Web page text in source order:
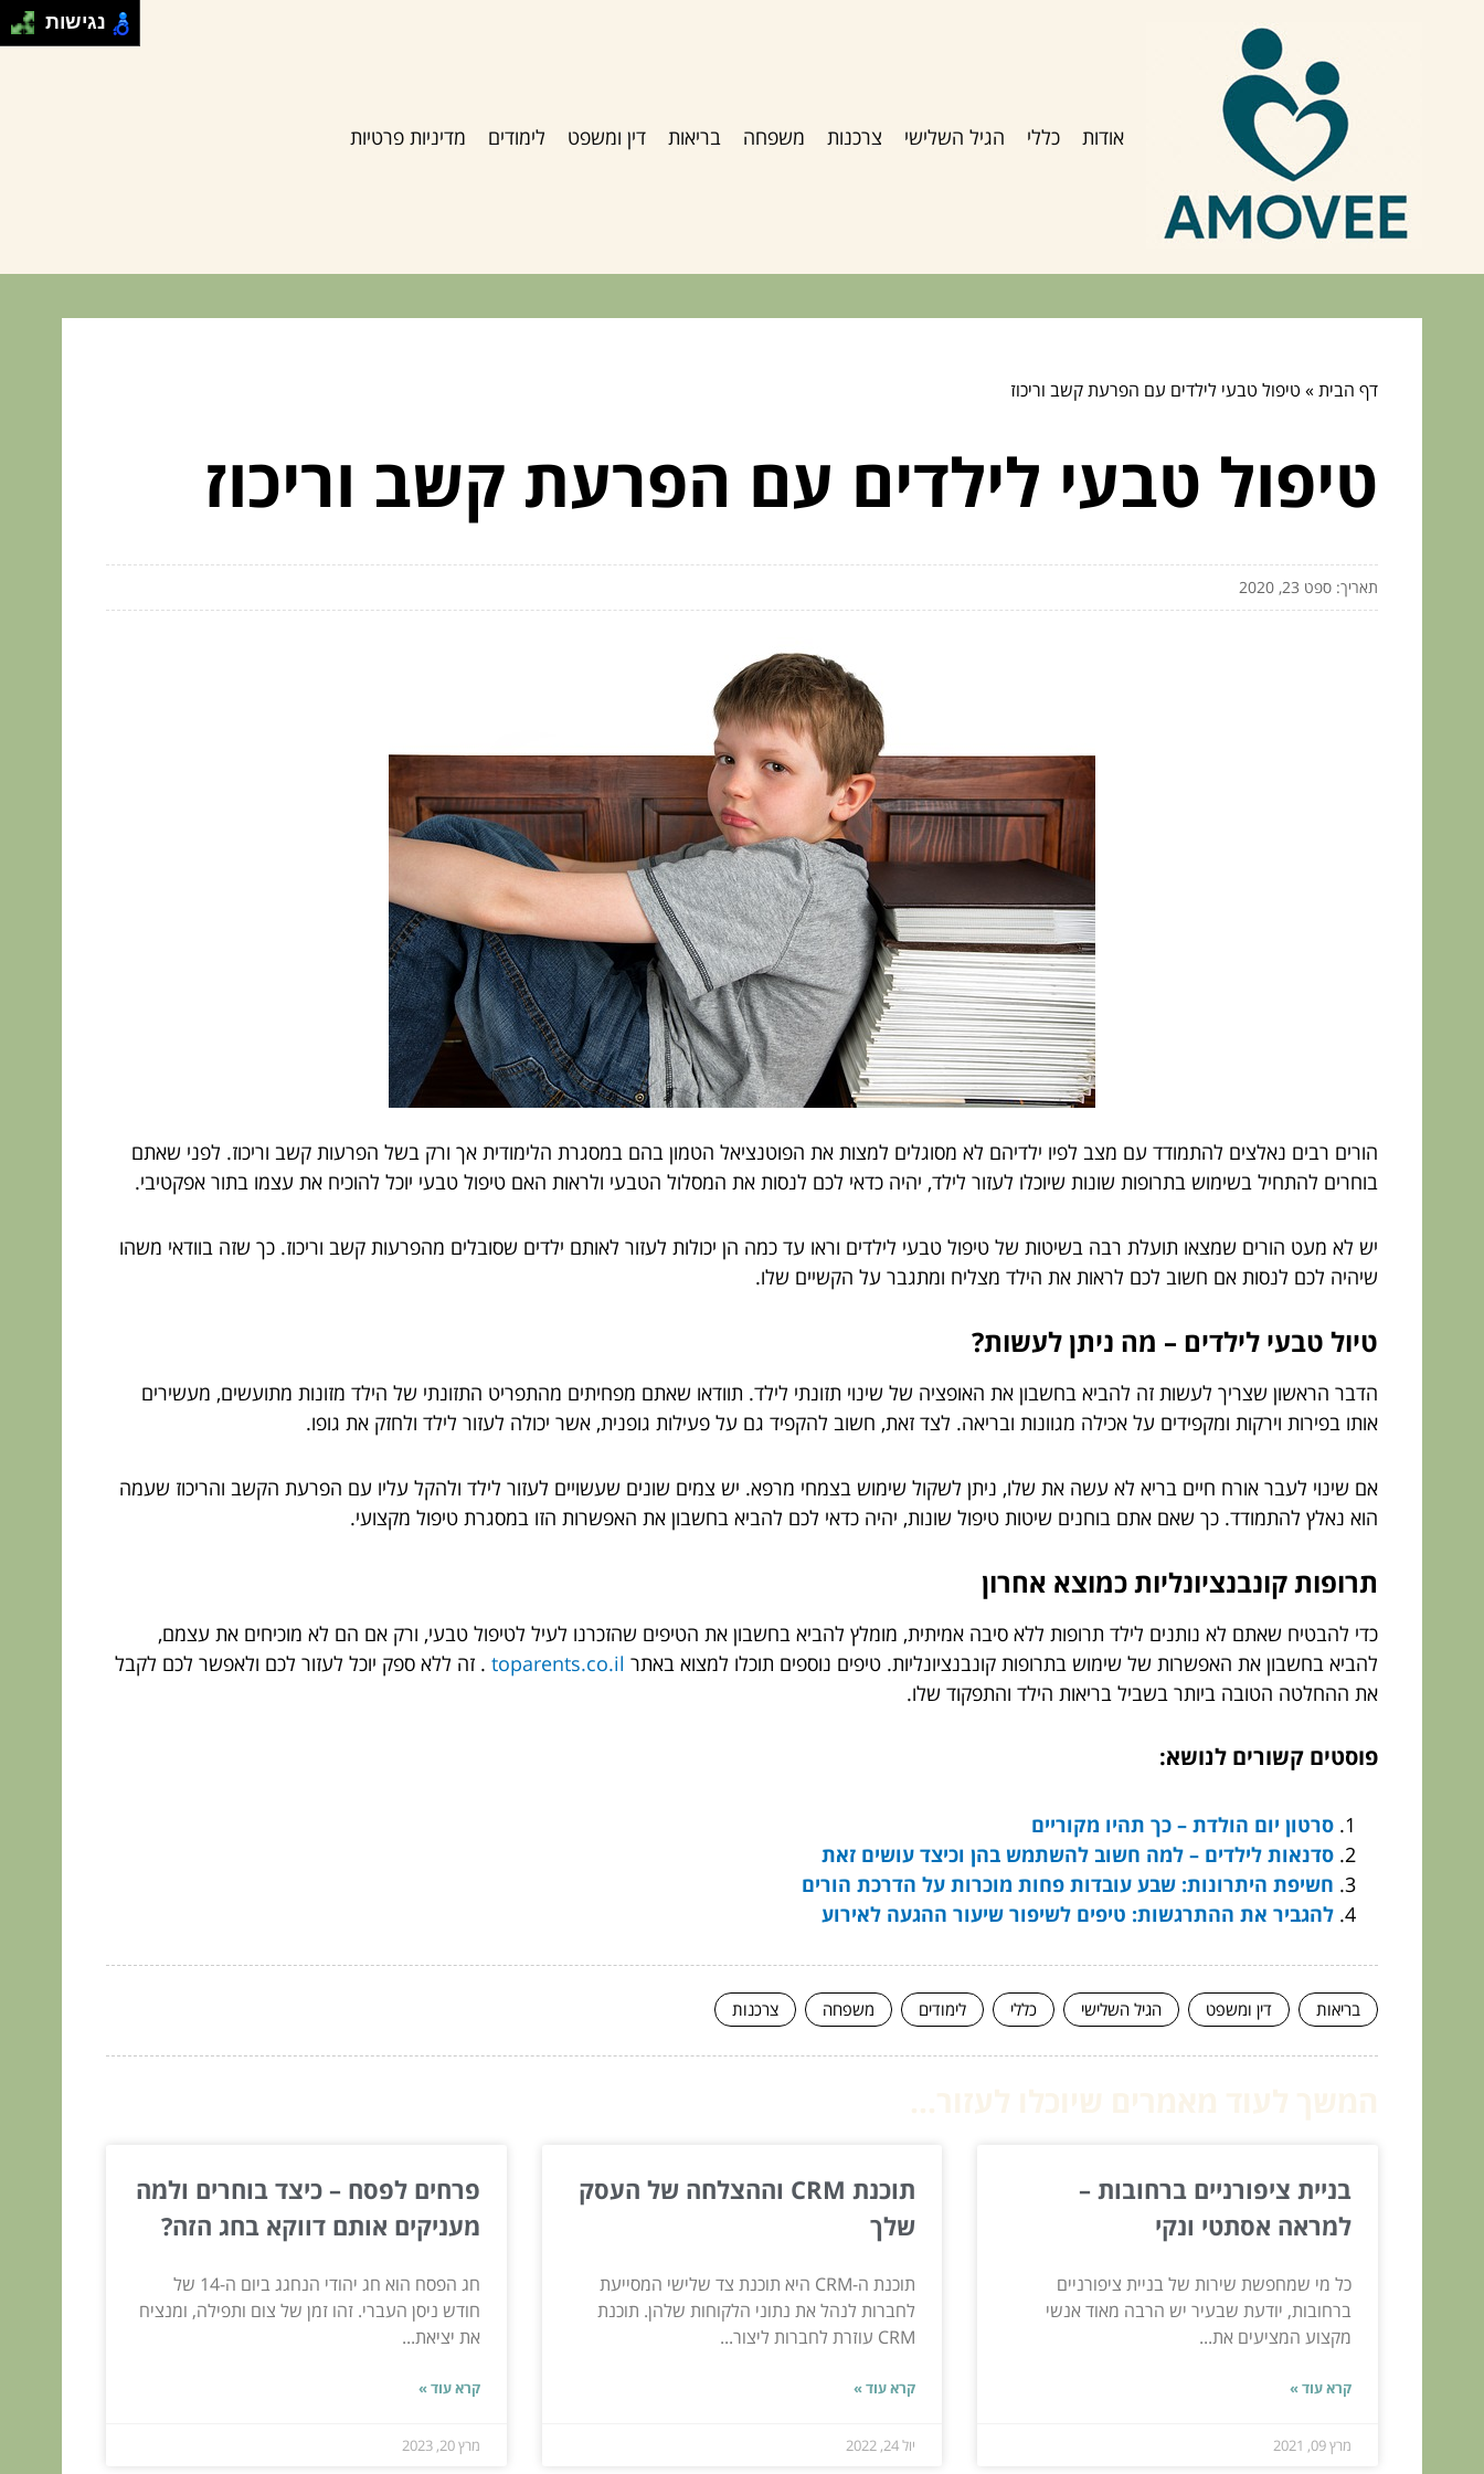
אודות כללי הגיל השלישי צרכנות משפחה בריאות דין ומשפט לימודים מדיניות פרטיות
דף הבית» טיפול טבעי לילדים עם הפרעת קשב וריכוז
טיפול טבעי לילדים עם הפרעת קשב וריכוז
תאריך: ספט 23, 2020
הורים רבים נאלצים להתמודד עם מצב לפיו ילדיהם לא מסוגלים למצות את הפוטנציאל הטמון בהם במסגרת הלימודית אך ורק בשל הפרעות קשב וריכוז. לפני שאתם
בוחרים להתחיל בשימוש בתרופות שונות שיוכלו לעזור לילד, יהיה כדאי לכם לנסות את המסלול הטבעי ולראות האם טיפול טבעי יוכל להוכיח את עצמו בתור אפקטיבי.
יש לא מעט הורים שמצאו תועלת רבה בשיטות של טיפול טבעי לילדים וראו עד כמה הן יכולות לעזור לאותם ילדים שסובלים מהפרעות קשב וריכוז. כך שזה בוודאי משהו
שיהיה לכם לנסות אם חשוב לכם לראות את הילד מצליח ומתגבר על הקשיים שלו.
טיול טבעי לילדים – מה ניתן לעשות?
הדבר הראשון שצריך לעשות זה להביא בחשבון את האופציה של שינוי תזונתי לילד. תוודאו שאתם מפחיתים מהתפריט התזונתי של הילד מזונות מתועשים, מעשירים
אותו בפירות וירקות ומקפידים על אכילה מגוונות ובריאה. לצד זאת, חשוב להקפיד גם על פעילות גופנית, אשר יכולה לעזור לילד ולחזק את גופו.
אם שינוי לעבר אורח חיים בריא לא עשה את שלו, ניתן לשקול שימוש בצמחי מרפא. יש צמים שונים שעשויים לעזור לילד ולהקל עליו עם הפרעת הקשב והריכוז שעמה
הוא נאלץ להתמודד. כך שאם אתם בוחנים שיטות טיפול שונות, יהיה כדאי לכם להביא בחשבון את האפשרות הזו במסגרת טיפול מקצועי.
תרופות קונבנציונליות כמוצא אחרון
כדי להבטיח שאתם לא נותנים לילד תרופות ללא סיבה אמיתית, מומלץ להביא בחשבון את הטיפים שהזכרנו לעיל לטיפול טבעי, ורק אם הם לא מוכיחים את עצמם,
להביא בחשבון את האפשרות של שימוש בתרופות קונבנציונליות. טיפים נוספים תוכלו למצוא באתר toparents.co.il . זה ללא ספק יוכל לעזור לכם ולאפשר לכם לקבל
את ההחלטה הטובה ביותר בשביל בריאות הילד והתפקוד שלו.
פוסטים קשורים לנושא:
סרטון יום הולדת – כך תהיו מקוריים
סדנאות לילדים – למה חשוב להשתמש בהן וכיצד עושים זאת
חשיפת היתרונות: שבע עובדות פחות מוכרות על הדרכת הורים
להגביר את ההתרגשות: טיפים לשיפור שיעור ההגעה לאירוע
בריאות דין ומשפט הגיל השלישי כללי לימודים משפחה צרכנות
בניית ציפורניים ברחובות –
למראה אסתטי ונקי
כל מי שמחפשת שירות של בניית ציפורניים
ברחובות, יודעת שבעיר יש הרבה מאוד אנשי
מקצוע המציעים את...
קרא עוד »
מרץ 09, 2021
תוכנת CRM וההצלחה של העסק
שלך
תוכנת ה-CRM היא תוכנת צד שלישי המסייעת
לחברות לנהל את נתוני הלקוחות שלהן. תוכנת
CRM עוזרת לחברות ליצור...
קרא עוד »
יול 24, 2022
פרחים לפסח – כיצד בוחרים ולמה
מעניקים אותם דווקא בחג הזה?
חג הפסח הוא חג יהודי הנחגג ביום ה-14 של
חודש ניסן העברי. זהו זמן של צום ותפילה, ומנציח
את יציאת...
קרא עוד »
מרץ 20, 2023
נגישות